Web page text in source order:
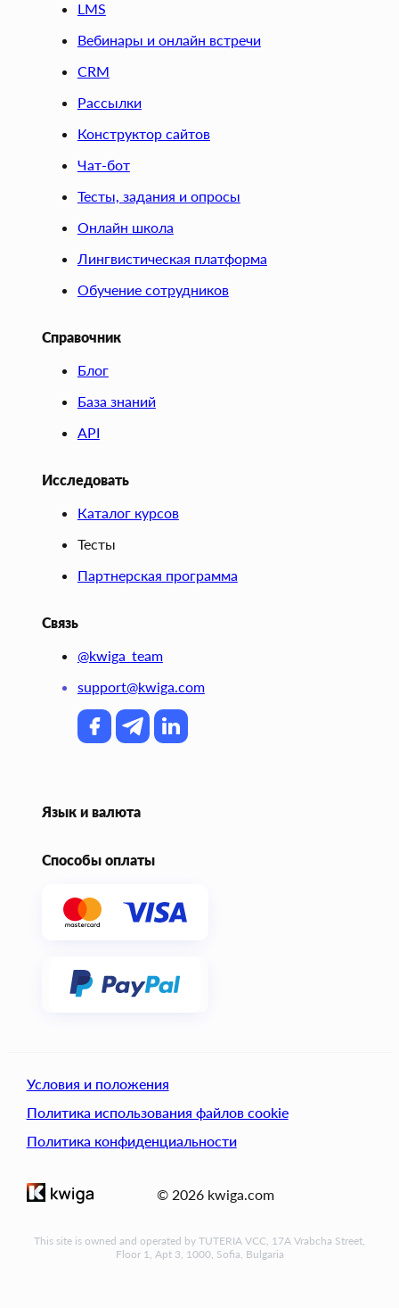
LMS
Вебинары и онлайн встречи
CRM
Рассылки
Конструктор сайтов
Чат-бот
Тесты, задания и опросы
Онлайн школа
Лингвистическая платформа
Обучение сотрудников
Справочник
Блог
База знаний
API
Исследовать
Каталог курсов
Тесты
Партнерская программа
Связь
@kwiga_team
support@kwiga.com
Язык и валюта
Способы оплаты
© 2026 kwiga.com
Условия и положения
Политика использования файлов cookie
Политика конфиденциальности
This site is owned and operated by TUTERIA VCC, 17A Vrabcha Street,
Floor 1, Apt 3, 1000, Sofia, Bulgaria